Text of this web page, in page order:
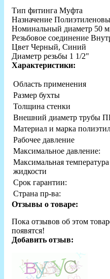
Тип фитинга Муфта
Назначение
Номинальный диаметр 50
Резьбовое соединение
Цвет Черный, Синий
Диаметр резьбы 1 1/2"
Характеристики:
Область применения
Размер бухты
Толщина стенки
Внешний диаметр трубы
Материал и марка
Рабочее давление
Максимальное давление:
Максимальная
жидкости
Срок гарантии:
Страна пр-ва:
Отзывы о товаре:
Пока отзывов об этом
появятся!
Добавить отзыв: